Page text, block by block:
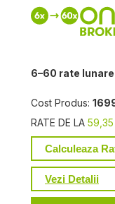
6–60 rate
Cost Produs:
RATE DE LA 59,35
Calculeaza
Vezi Detalii